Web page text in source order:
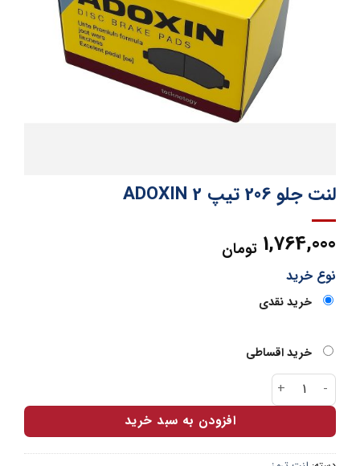
لنت جلو 206 تیپ 2 ADOXIN
1,764,000 تومان
نوع خرید
خرید نقدی
خرید اقساطی
لنت جلو 206 تیپ 2 ADOXIN عدد
افزودن به سبد خرید